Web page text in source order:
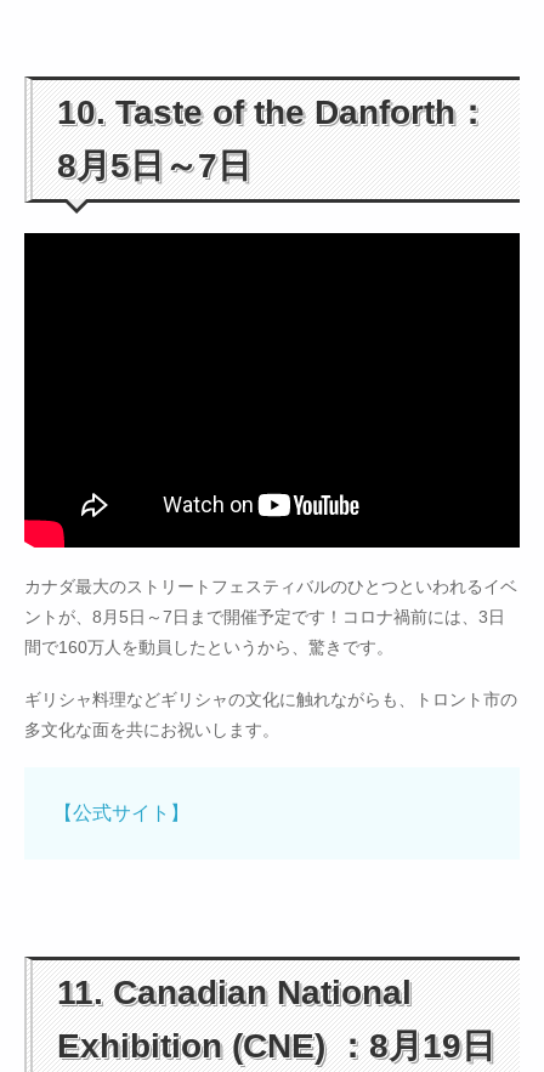
10. Taste of the Danforth：
8月5日～7日
カナダ最大のストリートフェスティバルのひとつといわれるイベ
ントが、8月5日～7日まで開催予定です！コロナ禍前には、3日
間で160万人を動員したというから、驚きです。
ギリシャ料理などギリシャの文化に触れながらも、トロント市の
多文化な面を共にお祝いします。
【公式サイト】
11. Canadian National
Exhibition (CNE) ：8月19日